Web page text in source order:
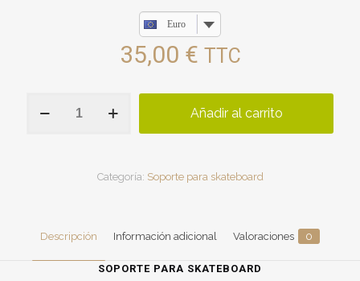
Euro
35,00 € TTC
PARA
Añadir al carrito
Categoría: Soporte para skateboard
Descripción Información adicional Valoraciones 0
SOPORTE PARA SKATEBOARD